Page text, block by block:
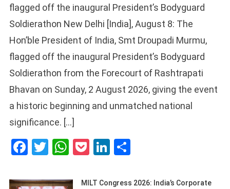
flagged off the inaugural President’s Bodyguard
Soldierathon New Delhi [India], August 8: The
Hon’ble President of India, Smt Droupadi Murmu,
flagged off the inaugural President’s Bodyguard
Soldierathon from the Forecourt of Rashtrapati
Bhavan on Sunday, 2 August 2026, giving the event
a historic beginning and unmatched national
significance. […]
Facebook
Twitter
WhatsApp
PocketLinkedIn
MILT Congress 2026: India’s Corporate